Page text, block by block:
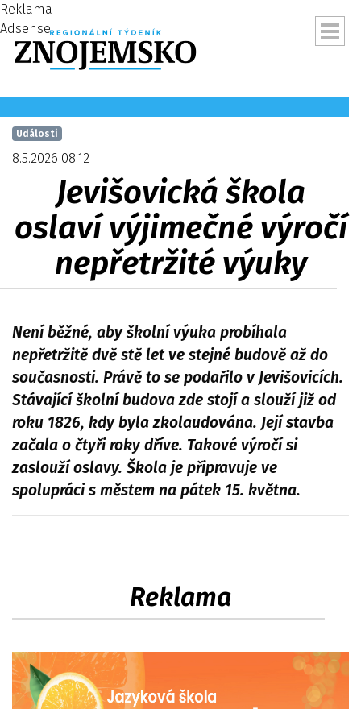
Reklama
Adsense
Události
8.5.2026 08:12
Jevišovická škola
oslaví výjimečné výročí
nepřetržité výuky
Není běžné, aby školní výuka probíhala
nepřetržitě dvě stě let ve stejné budově až do
současnosti. Právě to se podařilo v Jevišovicích.
Stávající školní budova zde stojí a slouží již od
roku 1826, kdy byla zkolaudována. Její stavba
začala o čtyři roky dříve. Takové výročí si
zaslouží oslavy. Škola je připravuje ve
spolupráci s městem na pátek 15. května.
Reklama